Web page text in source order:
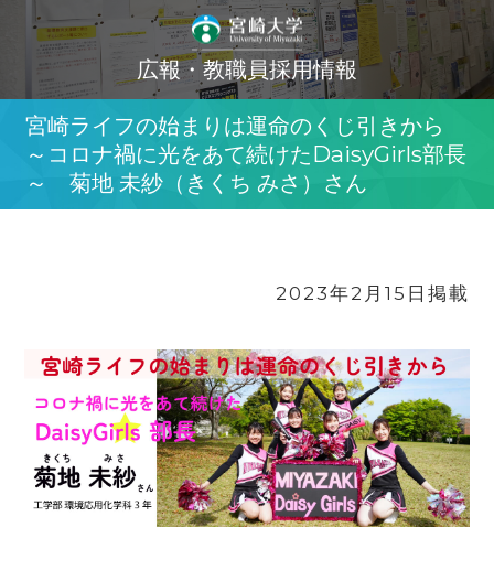
広報・教職員採用情報
宮崎ライフの始まりは運命のくじ引きから
～コロナ禍に光をあて続けたDaisyGirls部長
～ 菊地 未紗（きくち みさ）さん
2023年2月15日掲載